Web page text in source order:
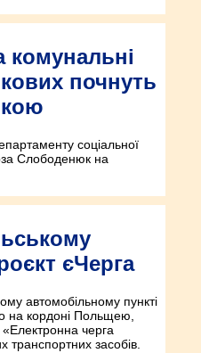
комунальні
почнуть
соціальної
Слободенюк на
єЧерга
автомобільному пункті
на кордоні Польщею,
черга
засобів.